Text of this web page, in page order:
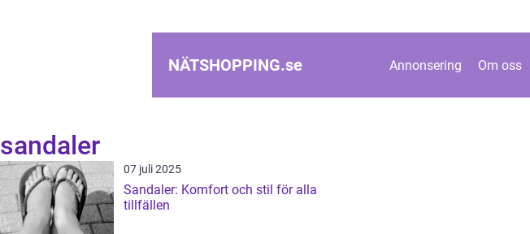
NÄTSHOPPING.se Annonsering Om oss
sandaler
07 juli 2025
Sandaler: Komfort och stil för alla
tillfällen